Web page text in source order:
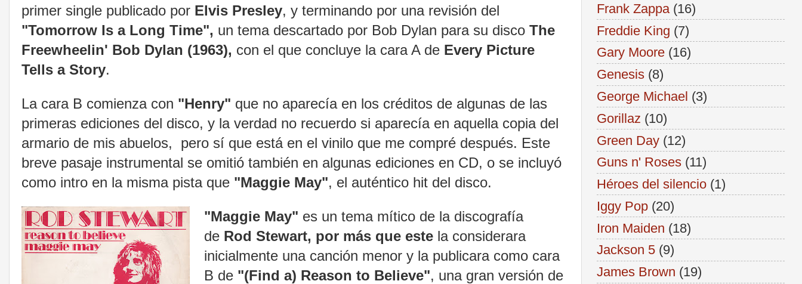
primer single publicado por Elvis Presley, y terminando por una revisión del
"Tomorrow Is a Long Time", un tema descartado por Bob Dylan para su disco The
Freewheelin' Bob Dylan (1963), con el que concluye la cara A de Every Picture
Tells a Story.
La cara B comienza con "Henry" que no aparecía en los créditos de algunas de las
primeras ediciones del disco, y la verdad no recuerdo si aparecía en aquella copia del
armario de mis abuelos, pero sí que está en el vinilo que me compré después. Este
breve pasaje instrumental se omitió también en algunas ediciones en CD, o se incluyó
como intro en la misma pista que "Maggie May", el auténtico hit del disco.
"Maggie May" es un tema mítico de la discografía
de Rod Stewart, por más que este la considerara
inicialmente una canción menor y la publicara como cara
B de "(Find a) Reason to Believe", una gran versión de
Frank Zappa (16)
Freddie King (7)
Gary Moore (16)
Genesis (8)
George Michael (3)
Gorillaz (10)
Green Day (12)
Guns n' Roses (11)
Héroes del silencio (1)
Iggy Pop (20)
Iron Maiden (18)
Jackson 5 (9)
James Brown (19)